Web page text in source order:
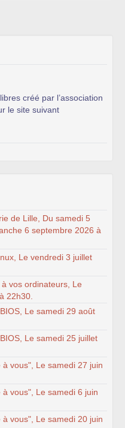
créé par l’association
le site suivant
de Lille, Du samedi 5
6 septembre 2026 à
Le vendredi 3 juillet
vos ordinateurs, Le
22h30.
Le samedi 29 août
Le samedi 25 juillet
à vous", Le samedi 27 juin
à vous", Le samedi 6 juin
à vous", Le samedi 20 juin